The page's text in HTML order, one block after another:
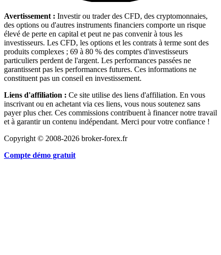
Avertissement : Investir ou trader des CFD, des cryptomonnaies,
des options ou d'autres instruments financiers comporte un risque
élevé de perte en capital et peut ne pas convenir à tous les
investisseurs. Les CFD, les options et les contrats à terme sont des
produits complexes ; 69 à 80 % des comptes d'investisseurs
particuliers perdent de l'argent. Les performances passées ne
garantissent pas les performances futures. Ces informations ne
constituent pas un conseil en investissement.
Liens d'affiliation : Ce site utilise des liens d'affiliation. En vous
inscrivant ou en achetant via ces liens, vous nous soutenez sans
payer plus cher. Ces commissions contribuent à financer notre travail
et à garantir un contenu indépendant. Merci pour votre confiance !
Copyright © 2008-2026 broker-forex.fr
Compte démo gratuit